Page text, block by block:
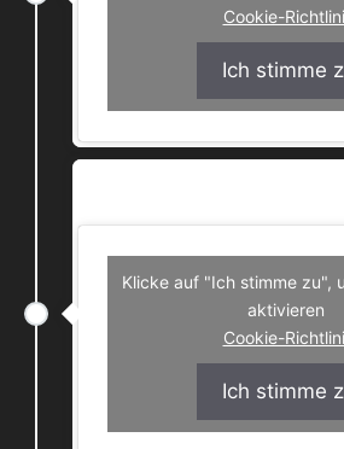
Cookie-
Ich stimme
Klicke auf "Ich stimme zu",
aktivieren
Cookie-
Ich stimme